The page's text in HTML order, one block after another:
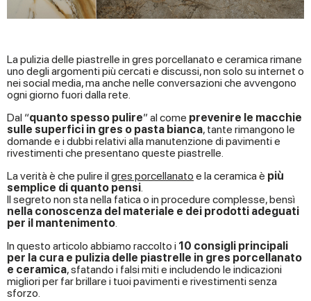
La pulizia delle piastrelle in gres porcellanato e ceramica rimane
uno degli argomenti più cercati e discussi, non solo su internet o
nei social media, ma anche nelle conversazioni che avvengono
ogni giorno fuori dalla rete.
Dal “quanto spesso pulire” al come prevenire le macchie
sulle superfici in gres o pasta bianca, tante rimangono le
domande e i dubbi relativi alla manutenzione di pavimenti e
rivestimenti che presentano queste piastrelle.
La verità è che pulire ilgres porcellanato e la ceramica è più
semplice di quanto pensi.
Il segreto non sta nella fatica o in procedure complesse, bensì
nella conoscenza del materiale e dei prodotti adeguati
per il mantenimento.
In questo articolo abbiamo raccolto i 10 consigli principali
per la cura e pulizia delle piastrelle in gres porcellanato
e ceramica, sfatando i falsi miti e includendo le indicazioni
migliori per far brillare i tuoi pavimenti e rivestimenti senza
sforzo.